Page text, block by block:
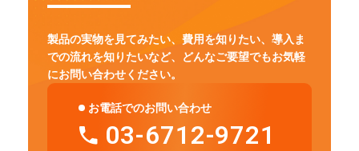
製品の実物を見てみたい、費用を知りたい、導入ま
での流れを知りたいなど、
どんなご要望でもお気軽
にお問い合わせください。
お電話でのお問い合わせ
03-6712-9721